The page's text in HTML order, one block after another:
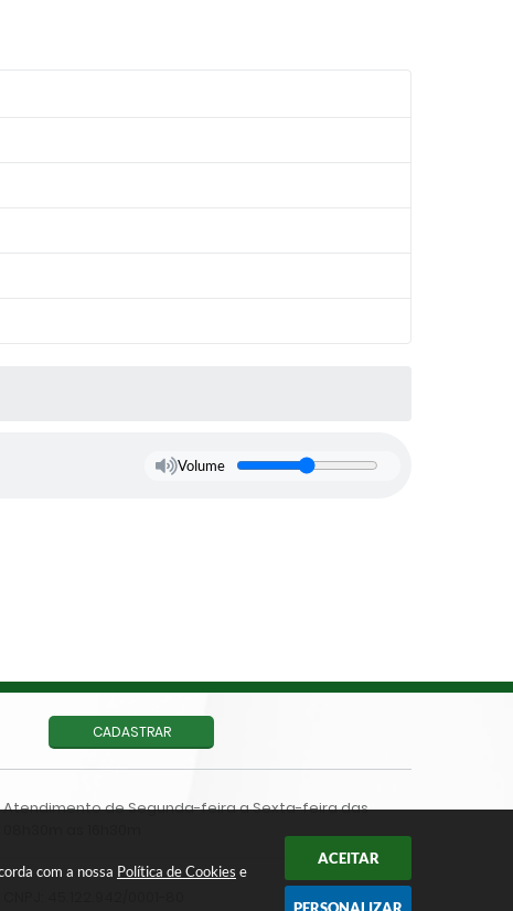
com a nossa Política de Cookies e
ACEITAR
Volume
CADASTRAR
Atendimento de Segunda-feira a Sexta-feira das